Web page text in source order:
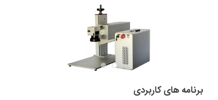
برنامه های کاربردی